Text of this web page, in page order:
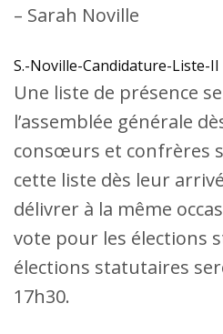
– Sarah Noville
S.-Noville-Candidature-Liste-II
Une liste de présence
l’assemblée générale
consœurs et confrères
cette liste dès leur
délivrer à la même
vote pour les élections
élections statutaires
17h30.